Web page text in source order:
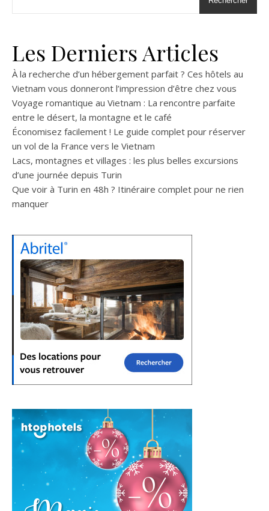
Les Derniers Articles
À la recherche d’un hébergement parfait ? Ces hôtels au
Vietnam vous donneront l’impression d’être chez vous
Voyage romantique au Vietnam : La rencontre parfaite
entre le désert, la montagne et le café
Économisez facilement ! Le guide complet pour réserver
un vol de la France vers le Vietnam
Lacs, montagnes et villages : les plus belles excursions
d’une journée depuis Turin
Que voir à Turin en 48h ? Itinéraire complet pour ne rien
manquer